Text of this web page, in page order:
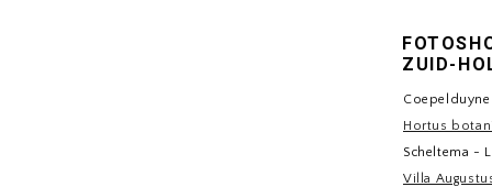
ZUID-
Hortus
Scheltema -
Villa